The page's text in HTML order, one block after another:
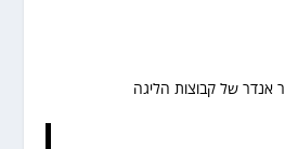
אנדר של קבוצות הליגה